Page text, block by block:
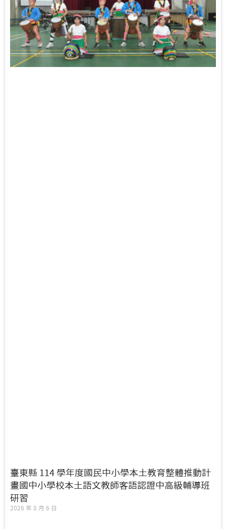
臺東縣 114 學年度國民中小學本土教育整體推動計
畫國中小學校本土語文教師客語認證中高級輔導班
研習
2026 年 8 月 6 日